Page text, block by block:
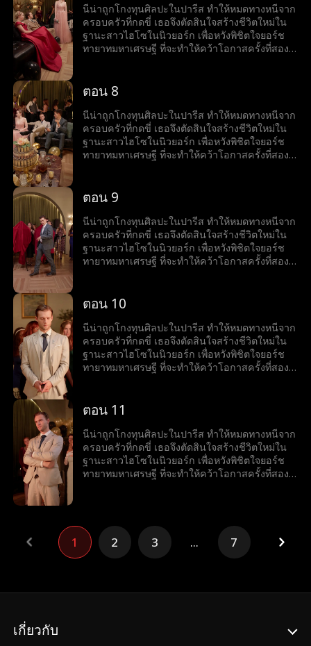
คาดคิดกันนะ
นีน่าถูกโกงทุนศิลปะในปารีส ทำให้หมดทางหนีจาก
ครอบครัวที่กดขี่ เธอจึงตัดสินใจสร้างชีวิตใหม่ใน
ฐานะสาวไฮโซในนิวยอร์ก เพื่อหวังพิชิตใจยอร์ช
ทายาทมหาเศรษฐี ที่จะทำให้คว้าโอกาสครั้งที่สอง
ทั้งหมดของเธอ ความจริงที่ปกปิดไว้นี้จะทำลายทุก
คาดคิดกันนะ
ตอน 8
นีน่าถูกโกงทุนศิลปะในปารีส ทำให้หมดทางหนีจาก
ครอบครัวที่กดขี่ เธอจึงตัดสินใจสร้างชีวิตใหม่ใน
ฐานะสาวไฮโซในนิวยอร์ก เพื่อหวังพิชิตใจยอร์ช
ทายาทมหาเศรษฐี ที่จะทำให้คว้าโอกาสครั้งที่สอง
ทั้งหมดของเธอ ความจริงที่ปกปิดไว้นี้จะทำลายทุก
คาดคิดกันนะ
ตอน 9
นีน่าถูกโกงทุนศิลปะในปารีส ทำให้หมดทางหนีจาก
ครอบครัวที่กดขี่ เธอจึงตัดสินใจสร้างชีวิตใหม่ใน
ฐานะสาวไฮโซในนิวยอร์ก เพื่อหวังพิชิตใจยอร์ช
ทายาทมหาเศรษฐี ที่จะทำให้คว้าโอกาสครั้งที่สอง
ทั้งหมดของเธอ ความจริงที่ปกปิดไว้นี้จะทำลายทุก
คาดคิดกันนะ
ตอน 10
นีน่าถูกโกงทุนศิลปะในปารีส ทำให้หมดทางหนีจาก
ครอบครัวที่กดขี่ เธอจึงตัดสินใจสร้างชีวิตใหม่ใน
ฐานะสาวไฮโซในนิวยอร์ก เพื่อหวังพิชิตใจยอร์ช
ทายาทมหาเศรษฐี ที่จะทำให้คว้าโอกาสครั้งที่สอง
ทั้งหมดของเธอ ความจริงที่ปกปิดไว้นี้จะทำลายทุก
คาดคิดกันนะ
ตอน 11
นีน่าถูกโกงทุนศิลปะในปารีส ทำให้หมดทางหนีจาก
ครอบครัวที่กดขี่ เธอจึงตัดสินใจสร้างชีวิตใหม่ใน
ฐานะสาวไฮโซในนิวยอร์ก เพื่อหวังพิชิตใจยอร์ช
ทายาทมหาเศรษฐี ที่จะทำให้คว้าโอกาสครั้งที่สอง
อย่าง หรือจะกลายเป็นกุญแจสู่ความรักที่ไม่เคย
คาดคิดกันนะ
1 2 3 ... 7
เกี่ยวกับ